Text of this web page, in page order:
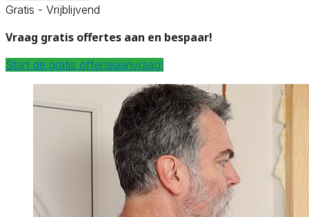
Gratis - Vrijblijvend
Vraag gratis offertes aan en bespaar!
Start de gratis offerteaanvraag!